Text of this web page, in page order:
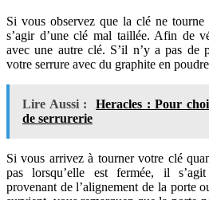
Si vous observez que la clé ne
s’agir d’une clé mal taillée. Afin de
avec une autre clé. S’il n’y a pas de
votre serrure avec du graphite en
Lire Aussi :
Heracles : Pour
de serrurerie
Si vous arrivez à tourner votre clé
pas lorsqu’elle est fermée, il
provenant de l’alignement de la porte